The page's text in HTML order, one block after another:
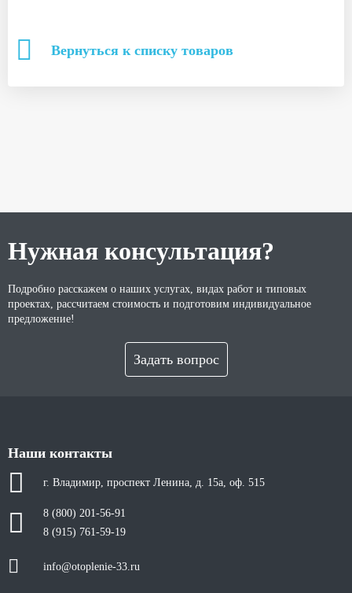
Вернуться к списку товаров
Нужная консультация?
Подробно расскажем о наших услугах, видах работ и типовых
проектах, рассчитаем стоимость и подготовим индивидуальное
предложение!
Задать вопрос
Наши контакты
г. Владимир, проспект Ленина, д. 15а, оф. 515
8 (800) 201-56-91
8 (915) 761-59-19
info@otoplenie-33.ru